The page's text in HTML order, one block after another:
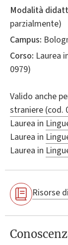
Modalità
parzialmente)
Campus:
Corso: Laurea
0979)
Valido anche
straniere (cod.
Laurea in
Laurea in
Laurea in
Risorse